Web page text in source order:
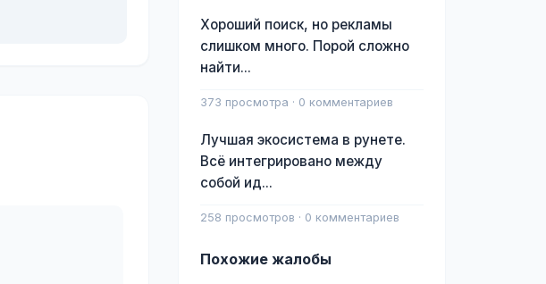
Хороший поиск, но рекламы
слишком много. Порой сложно
найти...
373 просмотра · 0 комментариев
Лучшая экосистема в рунете.
Всё интегрировано между
собой ид...
258 просмотров · 0 комментариев
Похожие жалобы